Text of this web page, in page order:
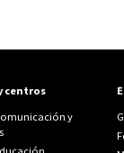
centros
y